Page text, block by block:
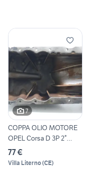
7
COPPA OLIO MOTORE
OPEL Corsa D 3P 2°
Serie 555627
77 €
Villa Literno(CE)